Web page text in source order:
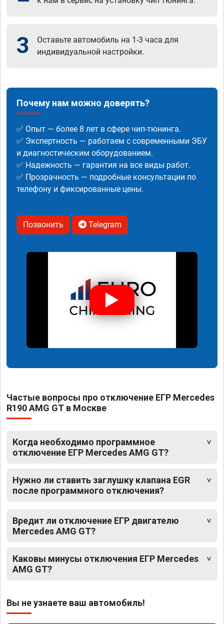
3
Оставьте автомобиль на 1-3 часа для
индивидуальной настройки.
Почему нам можно доверять?
✅ Опыт — более 8 лет в сфере чип-тюнинга.
✅ Экспертность — работаем с современными ЭБУ
и диагностическим оборудованием.
✅ Надежность — гарантия на все виды работ.
✅ Прозрачность — подробные консультации по
телефону и фиксированные цены.
Позвонить Telegram
Частые вопросы про отключение ЕГР Mercedes
R190 AMG GT в Москве
Когда необходимо программное
отключение ЕГР Mercedes AMG GT?
Нужно ли ставить заглушку клапана EGR
после программного отключения?
Вредит ли отключение ЕГР двигателю
Mercedes AMG GT?
Каковы минусы отключения ЕГР Mercedes
AMG GT?
Вы не узнаете ваш автомобиль!